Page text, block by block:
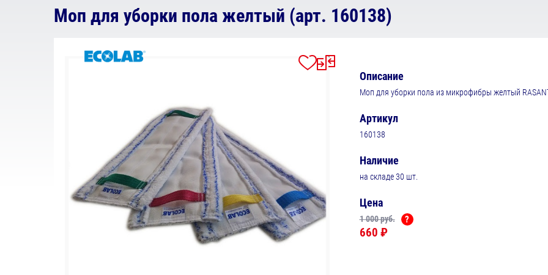
Моп для уборки пола желтый (арт. 160138)
Описание
Моп для уборки пола из микрофибры желтый
Артикул
160138
Наличие
на складе 30 шт.
Цена
1 000 руб.
660 ₽
?